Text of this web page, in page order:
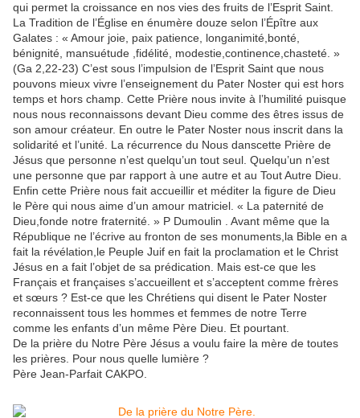
qui permet la croissance en nos vies des fruits de l’Esprit Saint.
La Tradition de l’Église en énumère douze selon l’Épître aux
Galates : « Amour joie, paix patience, longanimité,bonté,
bénignité, mansuétude ,fidélité, modestie,continence,chasteté. »
(Ga 2,22-23) C’est sous l’impulsion de l’Esprit Saint que nous
pouvons mieux vivre l’enseignement du Pater Noster qui est hors
temps et hors champ. Cette Prière nous invite à l’humilité puisque
nous nous reconnaissons devant Dieu comme des êtres issus de
son amour créateur. En outre le Pater Noster nous inscrit dans la
solidarité et l’unité. La récurrence du Nous danscette Prière de
Jésus que personne n’est quelqu’un tout seul. Quelqu’un n’est
une personne que par rapport à une autre et au Tout Autre Dieu.
Enfin cette Prière nous fait accueillir et méditer la figure de Dieu
le Père qui nous aime d’un amour matriciel. « La paternité de
Dieu,fonde notre fraternité. » P Dumoulin . Avant même que la
République ne l’écrive au fronton de ses monuments,la Bible en a
fait la révélation,le Peuple Juif en fait la proclamation et le Christ
Jésus en a fait l’objet de sa prédication. Mais est-ce que les
Français et françaises s’accueillent et s’acceptent comme frères
et sœurs ? Est-ce que les Chrétiens qui disent le Pater Noster
reconnaissent tous les hommes et femmes de notre Terre
comme les enfants d’un même Père Dieu. Et pourtant.
De la prière du Notre Père Jésus a voulu faire la mère de toutes
les prières. Pour nous quelle lumière ?
Père Jean-Parfait CAKPO.